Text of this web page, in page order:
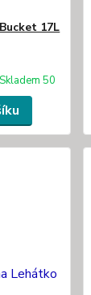
17L
Skladem 50